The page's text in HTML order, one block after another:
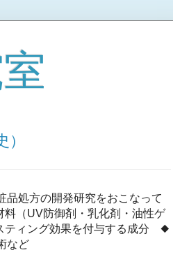
品処方の開発研究をおこなって
（UV防御剤・乳化剤・油性ゲ
ティング効果を付与する成分 ◆
など